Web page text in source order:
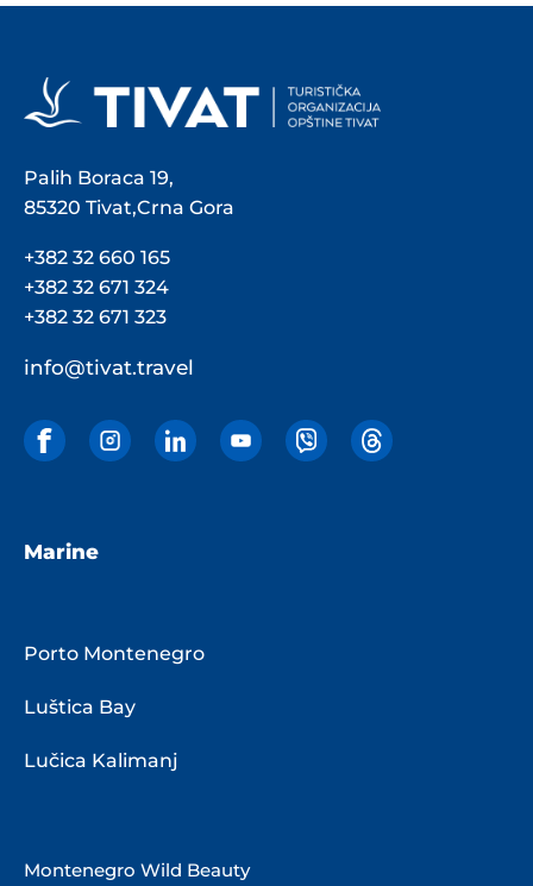
Palih Boraca 19,
85320 Tivat,Crna Gora
+382 32 660 165
+382 32 671 324
+382 32 671 323
info@tivat.travel
Marine
Porto Montenegro
Luštica Bay
Lučica Kalimanj
Montenegro Wild Beauty